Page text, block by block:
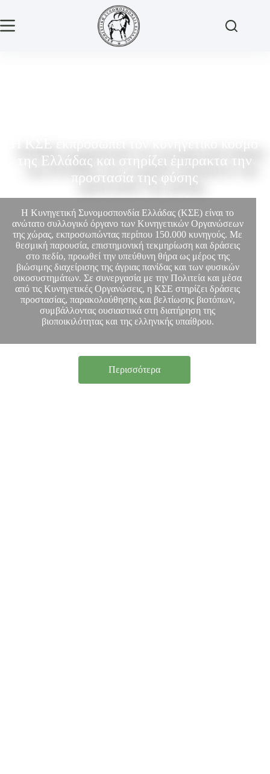
της Ελλάδας και στηρίζει έμπρακτα την
προστασία της φύσης
Η Κυνηγετική Συνομοσπονδία Ελλάδας (ΚΣΕ) είναι το
ανώτατο συλλογικό όργανο των Κυνηγετικών Οργανώσεων
της χώρας, εκπροσωπώντας περίπου 150.000 κυνηγούς. Με
θεσμική παρουσία, επιστημονική τεκμηρίωση και δράσεις
στο πεδίο, προωθεί την υπεύθυνη θήρα ως μέρος της
βιώσιμης διαχείρισης της άγριας πανίδας και των φυσικών
οικοσυστημάτων. Σε συνεργασία με την Πολιτεία και μέσα
από τις Κυνηγετικές Οργανώσεις, η ΚΣΕ στηρίζει δράσεις
προστασίας, παρακολούθησης και βελτίωσης βιοτόπων,
συμβάλλοντας ουσιαστικά στη διατήρηση της
βιοποικιλότητας και της ελληνικής υπαίθρου.
Περισσότερα